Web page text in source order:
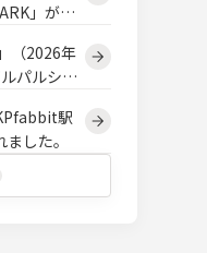
」が取
（2026年
パルシ
駅
した。